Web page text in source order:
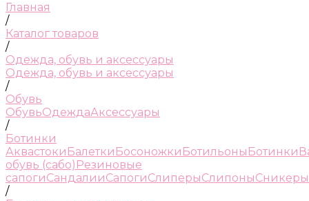
Главная
/
Каталог товаров
/
Одежда, обувь и аксессуары
Одежда, обувь и аксессуары
/
Обувь
ОбувьОдеждаАксессуары
/
Ботинки
Аквастоки Балетки Босоножки Ботильоны Ботинки
обувь (сабо) Резиновые
сапогиСандалииСапогиСлиперыСлипоныСникеры
/